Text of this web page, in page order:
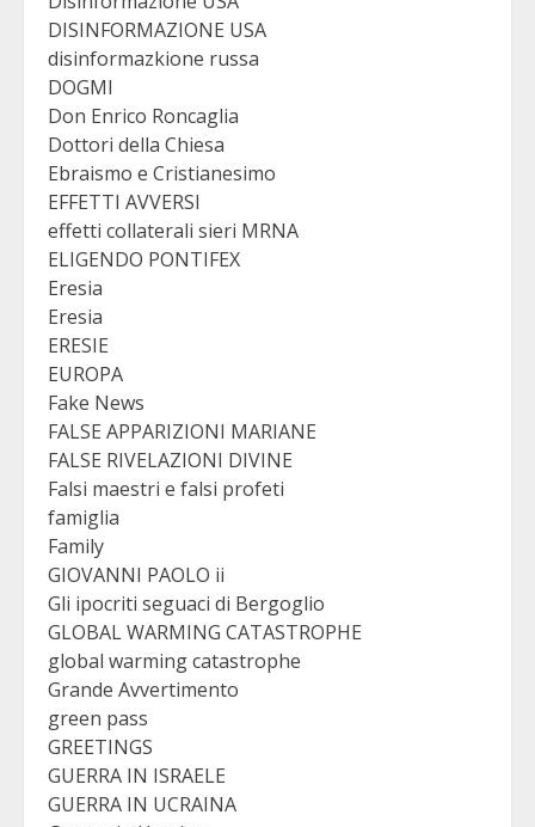
DISINFORMAZIONE USA
disinformazkione russa
DOGMI
Don Enrico Roncaglia
Dottori della Chiesa
Ebraismo e Cristianesimo
EFFETTI AVVERSI
effetti collaterali sieri MRNA
ELIGENDO PONTIFEX
Eresia
Eresia
ERESIE
EUROPA
Fake News
FALSE APPARIZIONI MARIANE
FALSE RIVELAZIONI DIVINE
Falsi maestri e falsi profeti
famiglia
Family
GIOVANNI PAOLO ii
Gli ipocriti seguaci di Bergoglio
GLOBAL WARMING CATASTROPHE
global warming catastrophe
Grande Avvertimento
green pass
GREETINGS
GUERRA IN ISRAELE
GUERRA IN UCRAINA